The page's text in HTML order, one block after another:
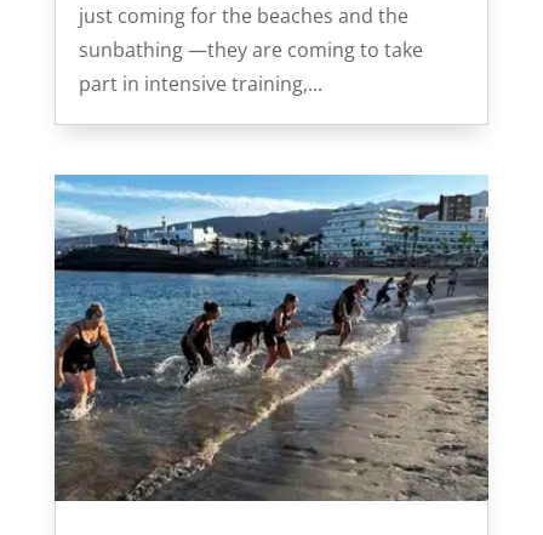
just coming for the beaches and the
sunbathing —they are coming to take
part in intensive training,...